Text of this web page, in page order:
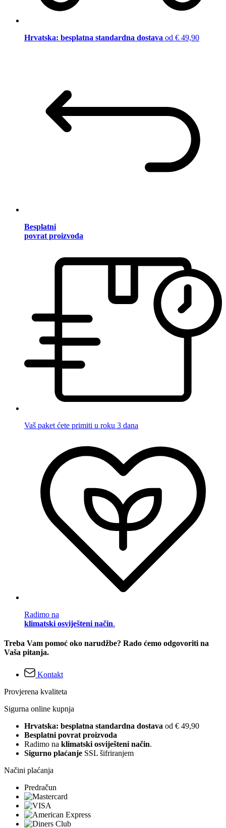
Hrvatska: besplatna standardna dostava od € 49,90
Besplatni
povrat proizvoda
Vaš paket ćete primiti u roku 3 dana
Radimo na
klimatski osviješteni način.
Treba Vam pomoć oko narudžbe? Rado ćemo odgovoriti na
Vaša pitanja.
Kontakt
Provjerena kvaliteta
Sigurna online kupnja
Hrvatska: besplatna standardna dostava od € 49,90
Besplatni povrat proizvoda
Radimo na klimatski osviješteni način.
Sigurno plaćanje SSL šifriranjem
Načini plaćanja
Predračun